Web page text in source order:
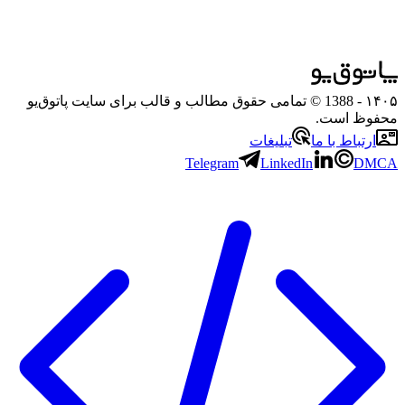
۱۴۰۵
- 1388 © تمامی حقوق مطالب و قالب برای سایت پاتوق‌یو
محفوظ است.
ارتباط با ما
تبلیغات
Telegram
LinkedIn DMCA